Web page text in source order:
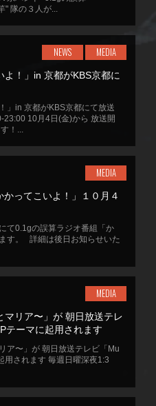
" 隊の３人が...
NEWS MEDIA
よ！」in 京都がKBS京都に
」in 京都がKBS京都にて放送
10月4日(金)から 放送開
！...
MEDIA
ってこいよ！」１０月４
て0.1gの誤算ラジオ番組「か
す。 詳細は後日お知らせいた
MEDIA
マリア〜」が 朝日放送テレ
テーマに起用されます
ア〜」が 朝日放送テレビ「Mu
用されます 毎週日曜深夜1:3